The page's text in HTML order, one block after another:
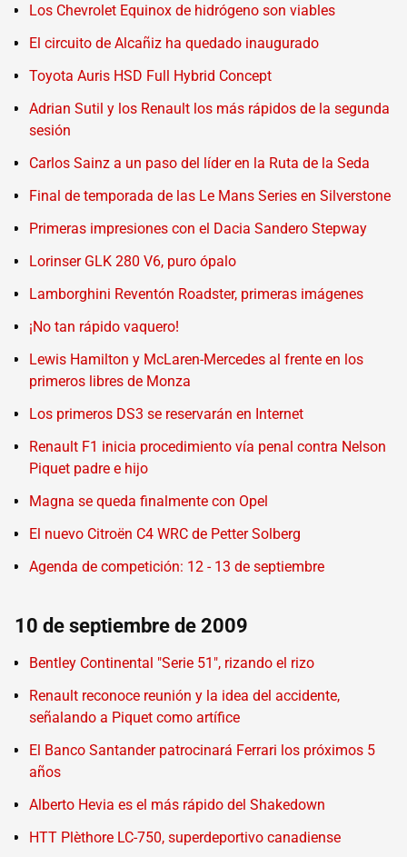
Los Chevrolet Equinox de hidrógeno son viables
El circuito de Alcañiz ha quedado inaugurado
Toyota Auris HSD Full Hybrid Concept
Adrian Sutil y los Renault los más rápidos de la segunda
sesión
Carlos Sainz a un paso del líder en la Ruta de la Seda
Final de temporada de las Le Mans Series en Silverstone
Primeras impresiones con el Dacia Sandero Stepway
Lorinser GLK 280 V6, puro ópalo
Lamborghini Reventón Roadster, primeras imágenes
¡No tan rápido vaquero!
Lewis Hamilton y McLaren-Mercedes al frente en los
primeros libres de Monza
Los primeros DS3 se reservarán en Internet
Renault F1 inicia procedimiento vía penal contra Nelson
Piquet padre e hijo
Magna se queda finalmente con Opel
El nuevo Citroën C4 WRC de Petter Solberg
Agenda de competición: 12 - 13 de septiembre
10 de septiembre de 2009
Bentley Continental "Serie 51", rizando el rizo
Renault reconoce reunión y la idea del accidente,
señalando a Piquet como artífice
El Banco Santander patrocinará Ferrari los próximos 5
años
Alberto Hevia es el más rápido del Shakedown
HTT Plèthore LC-750, superdeportivo canadiense